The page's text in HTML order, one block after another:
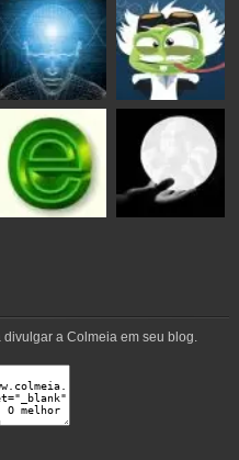
a Colmeia em seu blog.